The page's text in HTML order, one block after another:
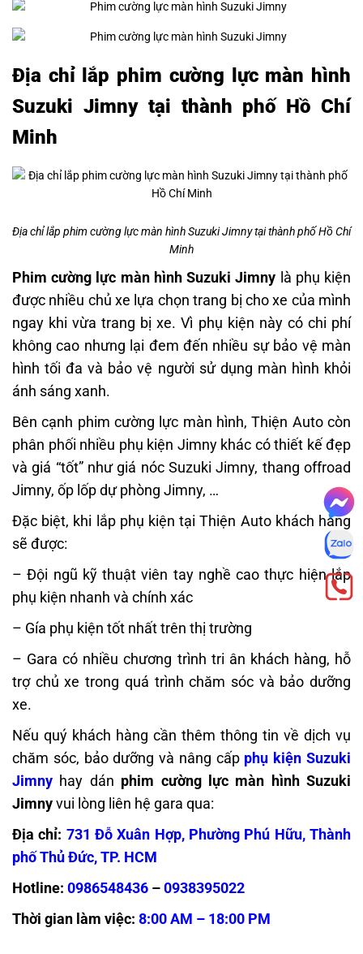
Địa chỉ lắp phim cường lực màn hình
Suzuki Jimny tại thành phố Hồ Chí
Minh
Địa chỉ lắp phim cường lực màn hình Suzuki Jimny tại thành phố Hồ Chí
Minh
Phim cường lực màn hình Suzuki Jimny là phụ kiện
được nhiều chủ xe lựa chọn trang bị cho xe của mình
ngay khi vừa trang bị xe. Vì phụ kiện này có chi phí
không cao nhưng lại đem đến nhiều sự bảo vệ màn
hình tối đa và bảo vệ người sử dụng màn hình khỏi
ánh sáng xanh.
Bên cạnh phim cường lực màn hình, Thiện Auto còn
phân phối nhiều phụ kiện Jimny khác có thiết kế đẹp
và giá “tốt” như giá nóc Suzuki Jimny, thang offroad
Jimny, ốp lốp dự phòng Jimny, …
Đặc biệt, khi lắp phụ kiện tại Thiện Auto khách hàng
sẽ được:
– Đội ngũ kỹ thuật viên tay nghề cao thực hiện lắp
phụ kiện nhanh và chính xác
– Gía phụ kiện tốt nhất trên thị trường
– Gara có nhiều chương trình tri ân khách hàng, hỗ
trợ chủ xe trong quá trình chăm sóc và bảo dưỡng
xe.
Nếu quý khách hàng cần thêm thông tin về dịch vụ
chăm sóc, bảo dưỡng và nâng cấp phụ kiện Suzuki
Jimny hay dán phim cường lực màn hình Suzuki
Jimnyvui lòng liên hệ gara qua:
Địa chỉ: 731 Đỗ Xuân Hợp, Phường Phú Hữu, Thành
phố Thủ Đức, TP. HCM
Hotline: 0986548436 –0938395022
Thời gian làm việc: 8:00 AM – 18:00 PM